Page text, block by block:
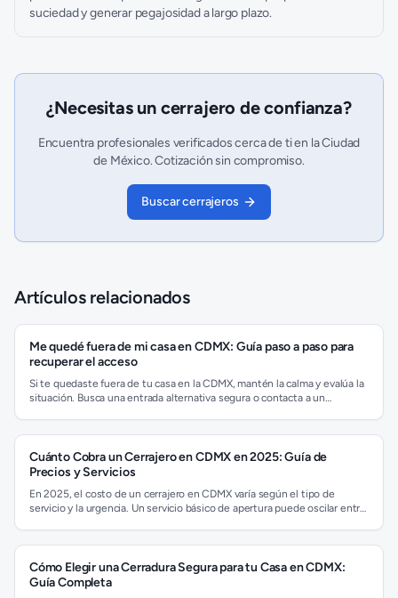
suciedad y generar pegajosidad a largo plazo.
¿Necesitas un cerrajero de confianza?
Encuentra profesionales verificados cerca de ti en la Ciudad
de México. Cotización sin compromiso.
Buscarcerrajeros
Artículos relacionados
Me quedé fuera de mi casa en CDMX: Guía paso a paso para
recuperar el acceso
Si te quedaste fuera de tu casa en la CDMX, mantén la calma y evalúa la
situación. Busca una entrada alternativa segura o contacta a un
Cuánto Cobra un Cerrajero en CDMX en 2025: Guía de
Precios y Servicios
En 2025, el costo de un cerrajero en CDMX varía según el tipo de
servicio y la urgencia. Un servicio básico de apertura puede oscilar entre
cotización antes de cualquier trabajo para asegurar precios
transparentes y justos.
Cómo Elegir una Cerradura Segura para tu Casa en CDMX:
Guía Completa